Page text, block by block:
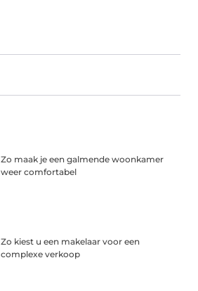
Zo maak je een galmende woonkamer
weer comfortabel
Zo kiest u een makelaar voor een
complexe verkoop